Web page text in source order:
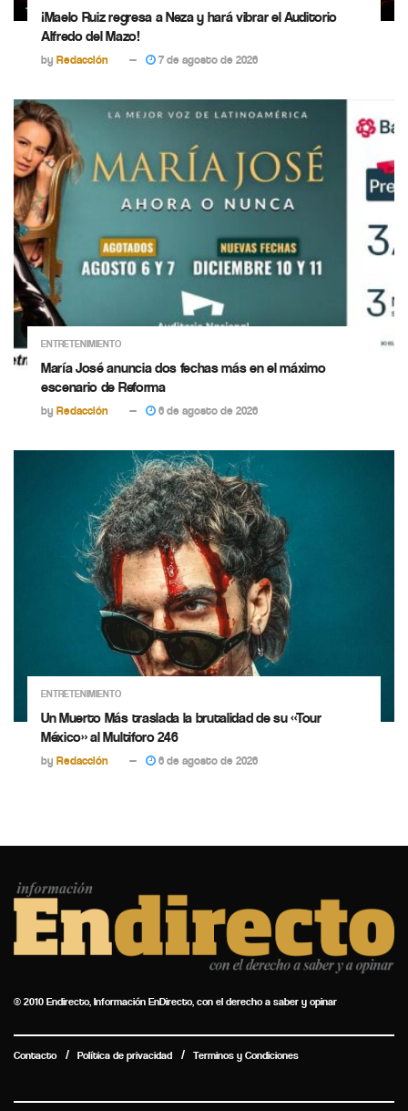
¡Maelo Ruiz regresa a Neza y hará vibrar el Auditorio
Alfredo del Mazo!
by Redacción 7 de agosto de 2026
ENTRETENIMIENTO
María José anuncia dos fechas más en el máximo
escenario de Reforma
by Redacción 6 de agosto de 2026
ENTRETENIMIENTO
Un Muerto Más traslada la brutalidad de su «Tour
México» al Multiforo 246
by Redacción 6 de agosto de 2026
© 2010 Endirecto, Información EnDirecto, con el derecho a saber y opinar
Contacto Política de privacidad Terminos y Condiciones